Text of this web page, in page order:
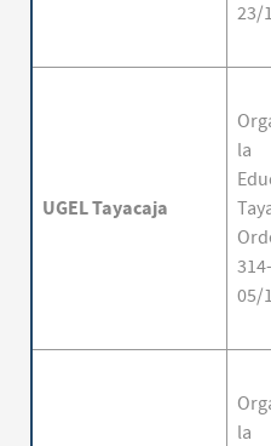
23/
UGEL Tayacaja
la
05/
la